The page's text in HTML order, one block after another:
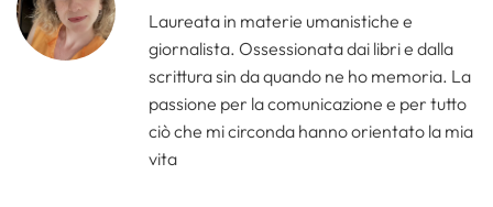
Laureata in materie umanistiche e
giornalista. Ossessionata dai libri e dalla
scrittura sin da quando ne ho memoria. La
passione per la comunicazione e per tutto
ciò che mi circonda hanno orientato la mia
vita